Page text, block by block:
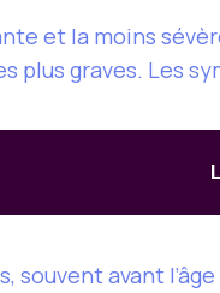
et la moins
plus graves. Les
avant l’âge